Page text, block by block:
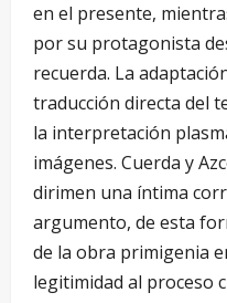
en el presente,
por su protagonista
recuerda. La
traducción directa del
la interpretación
imágenes. Cuerda y
dirimen una íntima
argumento, de esta
de la obra primigenia
legitimidad al proceso